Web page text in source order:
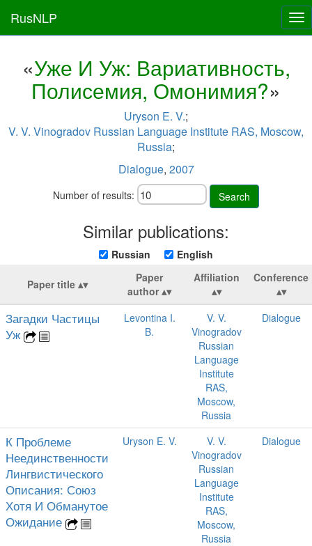
RusNLP
«Уже И Уж: Вариативность,
Полисемия, Омонимия?»
Uryson E. V.;
V. V. Vinogradov Russian Language Institute RAS, Moscow,
Russia;
Dialogue, 2007
Number of results: Search
Similar publications:
Russian English
Paper title
Paper
author
Affiliation Conference
Загадки Частицы
Уж
Levontina I.
B.
V. V.
Vinogradov
Russian
Language
Institute
RAS,
Moscow,
Russia
Dialogue
К Проблеме
Неединственности
Лингвистического
Описания: Союз
Хотя И Обманутое
Ожидание
Uryson E. V.
V. V.
Vinogradov
Russian
Language
Institute
RAS,
Moscow,
Russia
Dialogue